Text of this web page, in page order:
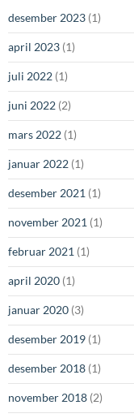
desember 2023 (1)
april 2023 (1)
juli 2022 (1)
juni 2022 (2)
mars 2022 (1)
januar 2022 (1)
desember 2021 (1)
november 2021 (1)
februar 2021 (1)
april 2020 (1)
januar 2020 (3)
desember 2019 (1)
desember 2018 (1)
november 2018 (2)